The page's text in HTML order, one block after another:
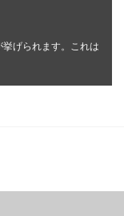
げられます。これは